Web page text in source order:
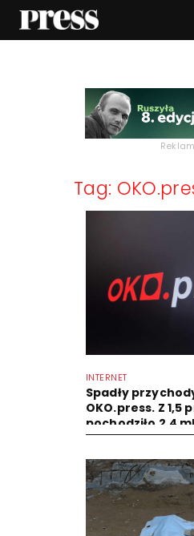
Tag:
INTERNET
Spadły
OKO.press. Z 1,5
pochodziło 2,4